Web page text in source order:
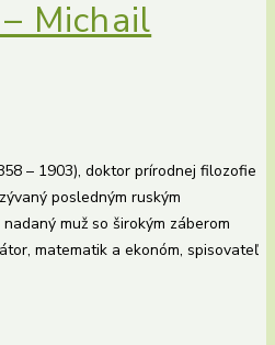
Michail
– 1903), doktor prírodnej filozofie
posledným ruským
muž so širokým záberom
matematik a ekonóm, spisovateľ